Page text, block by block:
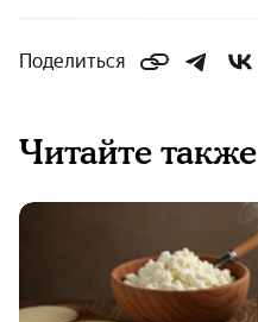
Поделиться
Читайте также